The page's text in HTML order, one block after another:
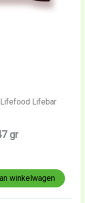
Lifebar
gr
winkelwagen